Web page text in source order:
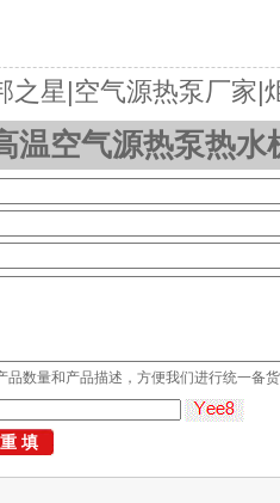
之星|空气源热泵厂家|
温空气源热泵热
品数量和产品描述，方便我们进行统一备